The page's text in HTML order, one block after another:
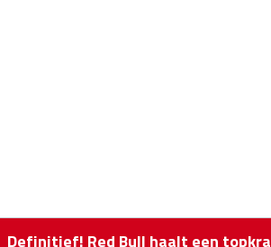
Definitief! Red Bull haalt een